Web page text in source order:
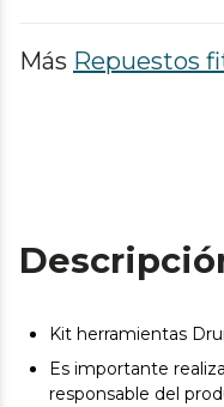
Más Repuestos
Kit herramientas
Es importante
responsable del